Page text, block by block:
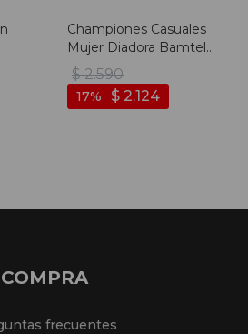
Championes Casuales
Mujer Diadora Bamtelo
- Rosado
$ 2.590
$ 2.124
17
COMPRA
frecuentes